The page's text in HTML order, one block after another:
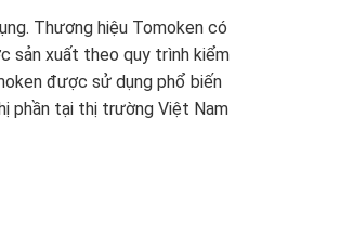
Thương hiệu Tomoken có
sản xuất theo quy trình kiểm
được sử dụng phổ biến
phần tại thị trường Việt Nam